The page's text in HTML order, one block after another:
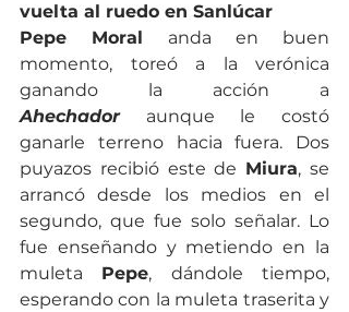
vuelta al ruedo en Sanlúcar
Pepe Moral
anda en buen
momento, toreó a la verónica
Ahechador aunque le costó
ganarle terreno hacia fuera. Dos
puyazos recibió este de Miura, se
arrancó desde los medios en el
segundo, que fue solo señalar. Lo
fue enseñando y metiendo en la
muleta Pepe, dándole tiempo,
esperando con la muleta traserita y